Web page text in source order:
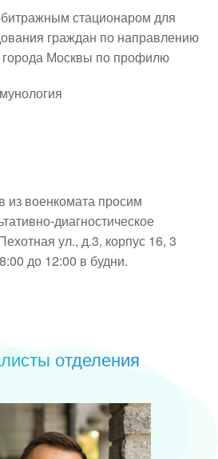
стационаром для
граждан по направлению
Москвы по профилю
из военкомата просим
диагностическое
ул., д.3, корпус 16, 3
до 12:00 в будни.
отделения